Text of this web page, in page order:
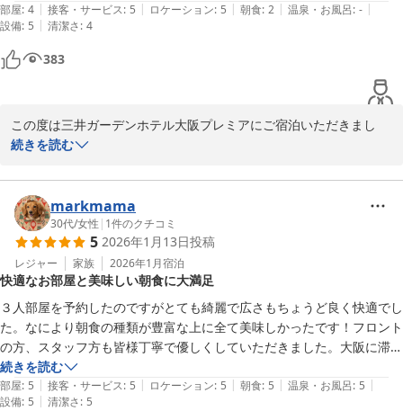
部屋: 4 | 接客・サービス: 5 | ロケーション: 5 | 朝食: 2 | 温泉・お風呂: - |
設備: 5 | 清潔さ: 4
383
この度は三井ガーデンホテル大阪プレミアにご宿泊いただきまし
て、誠にありがとうございました。
ます。
朝食につきましてはご満足いただけず大変心苦しく存じます。
また、おしぼりの設置が無かったとのこと、ご不便をおかけし申し
訳ございません。
頂戴したご意見を真摯に受け止め、今後の改善に努めてまいりま
す。
そのような中おきまして、客室が快適とのお言葉を頂戴でき大変嬉
しく存じます。
また機会がございましたらご利用をご検討いただけますと幸いでご
ざいます。
続きを読む
markmama
30代/女性 | 1件のクチコミ
5 2026年1月13日投稿
レジャー 家族 2026年1月宿泊
快適なお部屋と美味しい朝食に大満足
３人部屋を予約したのですがとても綺麗で広さもちょうど良く快適でし
た。なにより朝食の種類が豊富な上に全て美味しかったです！フロント
の方、スタッフ方も皆様丁寧で優しくしていただきました。大阪に滞在
する際はまた絶対こちらを予約します！！ありがとうございました。
続きを読む
部屋: 5 | 接客・サービス: 5 | ロケーション: 5 | 朝食: 5 | 温泉・お風呂: 5 |
設備: 5 | 清潔さ: 5